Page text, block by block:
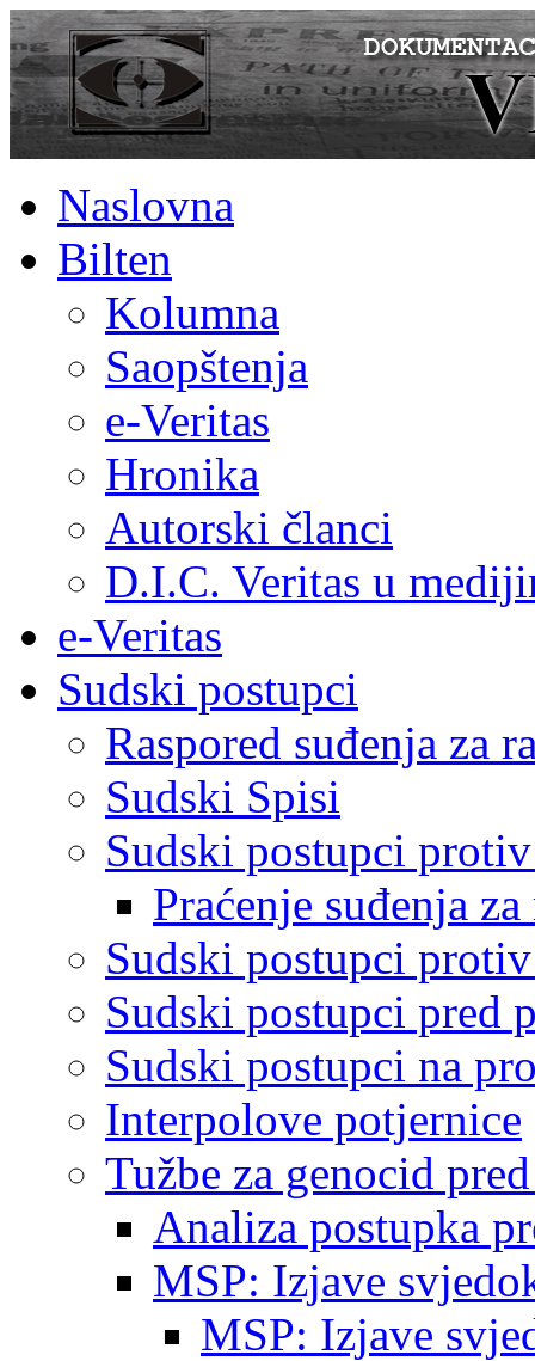
Naslovna
Bilten
Kolumna
Saopštenja
e-Veritas
Hronika
Autorski članci
D.I.C. Veritas u
e-Veritas
Sudski postupci
Raspored suđenja za
Sudski Spisi
Sudski postupci
Praćenje suđenja
Sudski postupci
Sudski postupci pred
Sudski postupci na
Interpolove potjernice
Tužbe za genocid
Analiza postupka
MSP: Izjave
MSP: Izjave